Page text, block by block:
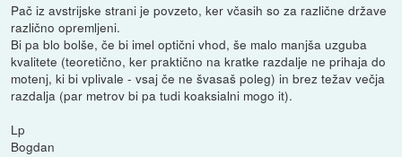
Pač iz avstrijske strani je povzeto, ker včasih so za različne države
različno opremljeni.
Bi pa blo bolše, če bi imel optični vhod, še malo manjša uzguba
kvalitete (teoretično, ker praktično na kratke razdalje ne prihaja do
motenj, ki bi vplivale - vsaj če ne švasaš poleg) in brez težav večja
razdalja (par metrov bi pa tudi koaksialni mogo it).
Lp
Bogdan